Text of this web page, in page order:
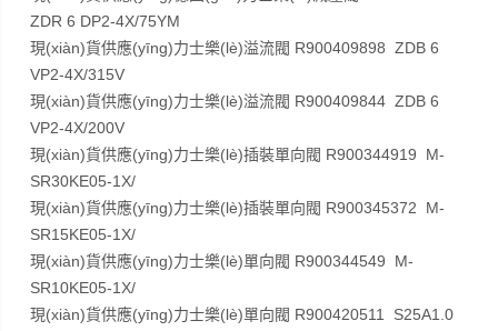
ZDR 6 DP2-4X/75YM
現(xiàn)貨供應(yīng)力士樂(lè)溢流閥 R900409898 ZDB 6
VP2-4X/315V
現(xiàn)貨供應(yīng)力士樂(lè)溢流閥 R900409844 ZDB 6
VP2-4X/200V
現(xiàn)貨供應(yīng)力士樂(lè)插裝單向閥 R900344919 M-
SR30KE05-1X/
現(xiàn)貨供應(yīng)力士樂(lè)插裝單向閥 R900345372 M-
SR15KE05-1X/
現(xiàn)貨供應(yīng)力士樂(lè)單向閥 R900344549 M-
SR10KE05-1X/
現(xiàn)貨供應(yīng)力士樂(lè)單向閥 R900420511 S25A1.0